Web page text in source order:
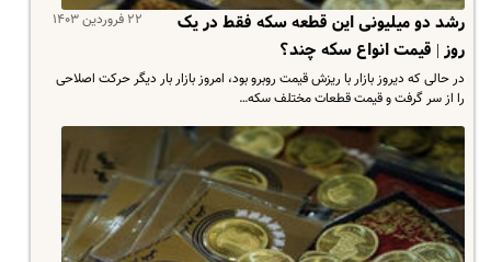
۲۲ فروردین ۱۴۰۳
رشد دو میلیونی این قطعه سکه فقط در یک
روز | قیمت انواع سکه چند؟
در حالی که دیروز بازار با ریزش قیمت روبرو بود، امروز بازار بار دیگر حرکت اصلاحی
را از سر گرفت و قیمت قطعات مختلف سکه…